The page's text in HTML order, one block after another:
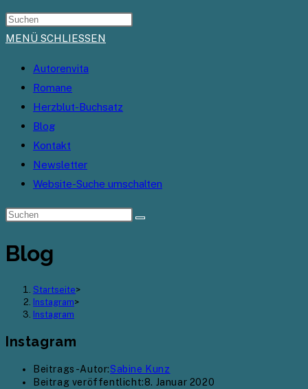
MENÜ SCHLIESSEN
Autorenvita
Romane
Herzblut-Buchsatz
Blog
Kontakt
Newsletter
Website-Suche umschalten
Blog
Startseite>
Instagram>
Instagram
Instagram
Beitrags-Autor:Sabine Kunz
Beitrag veröffentlicht:8. Januar 2020